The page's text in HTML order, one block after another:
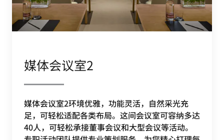
媒体会议室2
媒体会议室2环境优雅，功能灵活，自然采光充
足，可轻松适配各类布局。这间会议室可容纳多达
40人，可轻松承接董事会议和大型会议等活动。